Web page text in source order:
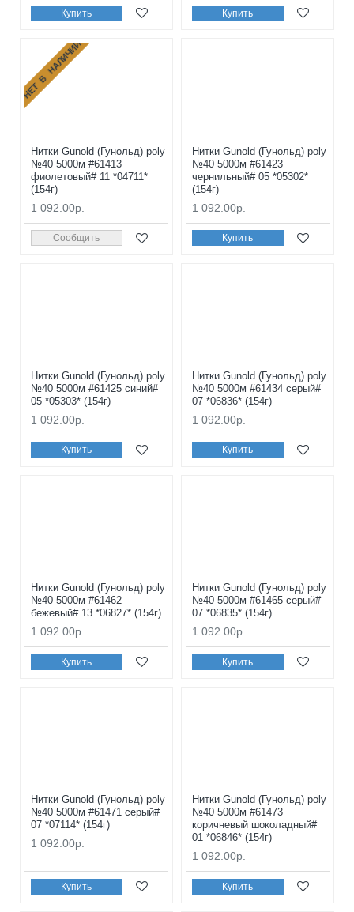
Купить Купить
НЕТ В НАЛИЧИИ
Нитки Gunold (Гунольд) poly
№40 5000м #61413
фиолетовый# 11 *04711*
(154г)
1 092.00р.
Сообщить
Нитки Gunold (Гунольд) poly
№40 5000м #61423
чернильный# 05 *05302*
(154г)
1 092.00р.
Купить
Нитки Gunold (Гунольд) poly
№40 5000м #61425 синий#
05 *05303* (154г)
1 092.00р.
Купить
Нитки Gunold (Гунольд) poly
№40 5000м #61434 серый#
07 *06836* (154г)
1 092.00р.
Купить
Нитки Gunold (Гунольд) poly
№40 5000м #61462
бежевый# 13 *06827* (154г)
1 092.00р.
Купить
Нитки Gunold (Гунольд) poly
№40 5000м #61465 серый#
07 *06835* (154г)
1 092.00р.
Купить
Нитки Gunold (Гунольд) poly
№40 5000м #61471 серый#
07 *07114* (154г)
1 092.00р.
Купить
Нитки Gunold (Гунольд) poly
№40 5000м #61473
коричневый шоколадный#
01 *06846* (154г)
1 092.00р.
Купить